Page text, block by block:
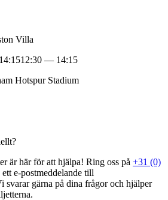
Villa
12:30 — 14:15
Hotspur Stadium
är här för att hjälpa! Ring oss på +31 (0)
e‑postmeddelande till
svarar gärna på dina frågor och hjälper